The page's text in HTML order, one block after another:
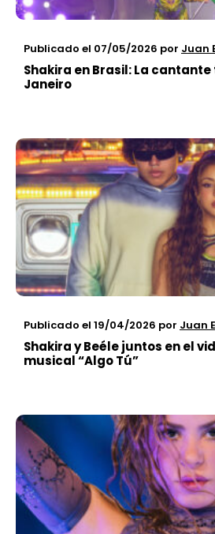
Publicado el 07/05/2026 por Juan
Shakira en Brasil: La
Janeiro
Publicado el 19/04/2026 por Juan
Shakira y Beéle juntos en el
musical “Algo Tú”